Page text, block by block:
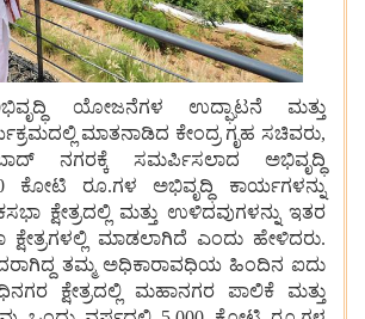
ಯೋಜನೆಗಳ ಉದ್ಘಾಟನೆ
ಮತ್ತು
ಮಾತನಾಡಿದ ಕೇಂದ್ರ ಗೃಹ ಸಚಿವರು,
ನಗರಕ್ಕೆ ಸಮರ್ಪಿಸಲಾದ
ಅಭಿವೃದ್ಧಿ
ಕೋಟಿ
ರೂ.ಗಳ ಅಭಿವೃದ್ಧಿ
ಕಾರ್ಯಗಳನ್ನು
ಕ್ಷೇತ್ರದಲ್ಲಿ ಮತ್ತು ಉಳಿದವುಗಳನ್ನು ಇತರ
ಕ್ಷೇತ್ರಗಳಲ್ಲಿ ಮಾಡಲಾಗಿದೆ ಎಂದು ಹೇಳಿದರು.
ತಮ್ಮ ಅಧಿಕಾರಾವಧಿಯ ಹಿಂದಿನ ಐದು
ಕ್ಷೇತ್ರದಲ್ಲಿ ಮಹಾನಗರ ಪಾಲಿಕೆ
ಮತ್ತು